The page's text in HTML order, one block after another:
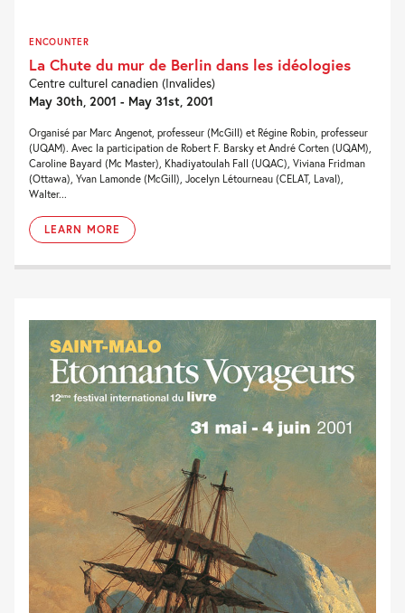
ENCOUNTER
La Chute du mur de Berlin dans les idéologies
Centre culturel canadien (Invalides)
May 30th, 2001 - May 31st, 2001
Organisé par Marc Angenot, professeur (McGill) et Régine Robin, professeur
(UQAM). Avec la participation de Robert F. Barsky et André Corten (UQAM),
Caroline Bayard (Mc Master), Khadiyatoulah Fall (UQAC), Viviana Fridman
(Ottawa), Yvan Lamonde (McGill), Jocelyn Létourneau (CELAT, Laval),
Walter...
LEARN MORE